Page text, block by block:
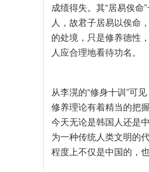
成绩得失。其“居易俟
人，故君子居易以俟命
的处境，只是修养德性
人应合理地看待功名。
从李滉的“修身十训”可
修养理论有着精当的把
今天无论是韩国人还是
为一种传统人类文明的
程度上不仅是中国的，